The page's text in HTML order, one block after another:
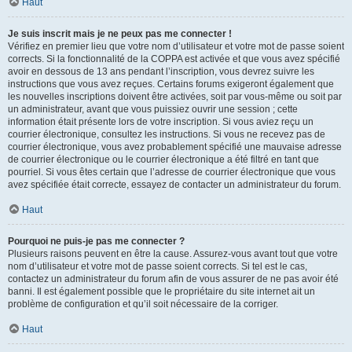
Haut
Je suis inscrit mais je ne peux pas me connecter !
Vérifiez en premier lieu que votre nom d’utilisateur et votre mot de passe soient
corrects. Si la fonctionnalité de la COPPA est activée et que vous avez spécifié
avoir en dessous de 13 ans pendant l’inscription, vous devrez suivre les
instructions que vous avez reçues. Certains forums exigeront également que
les nouvelles inscriptions doivent être activées, soit par vous-même ou soit par
un administrateur, avant que vous puissiez ouvrir une session ; cette
information était présente lors de votre inscription. Si vous aviez reçu un
courrier électronique, consultez les instructions. Si vous ne recevez pas de
courrier électronique, vous avez probablement spécifié une mauvaise adresse
de courrier électronique ou le courrier électronique a été filtré en tant que
pourriel. Si vous êtes certain que l’adresse de courrier électronique que vous
avez spécifiée était correcte, essayez de contacter un administrateur du forum.
Haut
Pourquoi ne puis-je pas me connecter ?
Plusieurs raisons peuvent en être la cause. Assurez-vous avant tout que votre
nom d’utilisateur et votre mot de passe soient corrects. Si tel est le cas,
contactez un administrateur du forum afin de vous assurer de ne pas avoir été
banni. Il est également possible que le propriétaire du site internet ait un
problème de configuration et qu’il soit nécessaire de la corriger.
Haut